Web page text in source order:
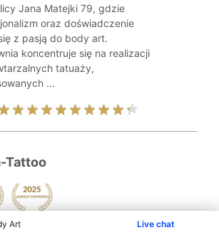
Art Live chat
Jana Matejki 79, gdzie
oraz doświadczenie
z pasją do body art.
koncentruje się na realizacji
tatuaży,
...
Tattoo